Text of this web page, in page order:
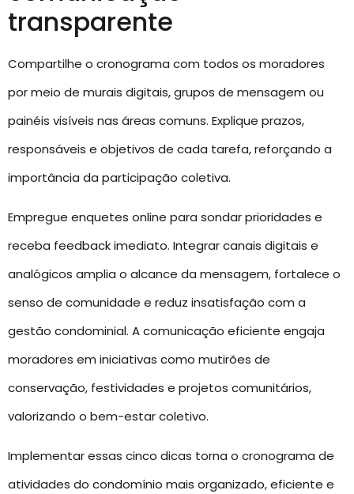
transparente
Compartilhe o cronograma com todos os moradores
por meio de murais digitais, grupos de mensagem ou
painéis visíveis nas áreas comuns. Explique prazos,
responsáveis e objetivos de cada tarefa, reforçando a
importância da participação coletiva.
Empregue enquetes online para sondar prioridades e
receba feedback imediato. Integrar canais digitais e
analógicos amplia o alcance da mensagem, fortalece o
senso de comunidade e reduz insatisfação com a
gestão condominial. A comunicação eficiente engaja
moradores em iniciativas como mutirões de
conservação, festividades e projetos comunitários,
valorizando o bem-estar coletivo.
Implementar essas cinco dicas torna o cronograma de
atividades do condomínio mais organizado, eficiente e